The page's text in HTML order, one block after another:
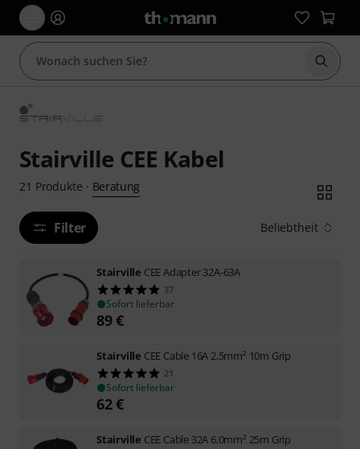
Suche
Stairville CEE Kabel
21 Produkte · Beratung
Filter Beliebtheit
Stairville CEE Adapter 32A-63A
37
Sofort lieferbar
89€
Stairville CEE Cable 16A 2,5mm² 10m Grip
21
Sofort lieferbar
62€
Stairville CEE Cable 32A 6,0mm² 25m Grip